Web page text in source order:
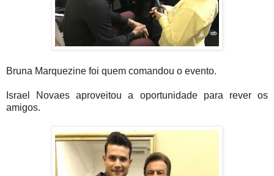
Bruna Marquezine foi quem comandou o evento.
Israel Novaes aproveitou a oportunidade para rever os
amigos.